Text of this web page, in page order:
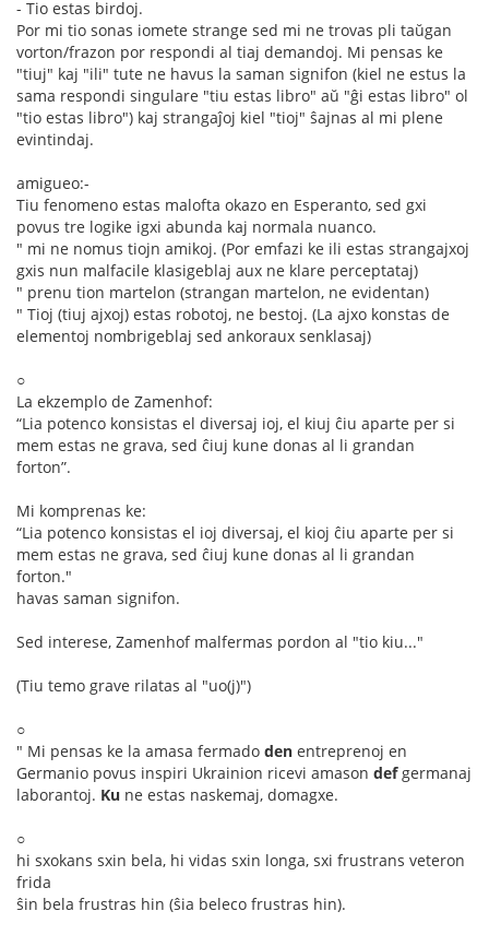
- Tio estas birdoj.
Por mi tio sonas iomete strange sed mi ne trovas pli taŭgan
vorton/frazon por respondi al tiaj demandoj. Mi pensas ke
"tiuj" kaj "ili" tute ne havus la saman signifon (kiel ne estus la
sama respondi singulare "tiu estas libro" aŭ "ĝi estas libro" ol
"tio estas libro") kaj strangaĵoj kiel "tioj" ŝajnas al mi plene
evintindaj.
amigueo:-
Tiu fenomeno estas malofta okazo en Esperanto, sed gxi
povus tre logike igxi abunda kaj normala nuanco.
" mi ne nomus tiojn amikoj. (Por emfazi ke ili estas strangajxoj
gxis nun malfacile klasigeblaj aux ne klare perceptataj)
" prenu tion martelon (strangan martelon, ne evidentan)
" Tioj (tiuj ajxoj) estas robotoj, ne bestoj. (La ajxo konstas de
elementoj nombrigeblaj sed ankoraux senklasaj)
○
La ekzemplo de Zamenhof:
“Lia potenco konsistas el diversaj ioj, el kiuj ĉiu aparte per si
mem estas ne grava, sed ĉiuj kune donas al li grandan
forton”.
Mi komprenas ke:
“Lia potenco konsistas el ioj diversaj, el kioj ĉiu aparte per si
mem estas ne grava, sed ĉiuj kune donas al li grandan
forton."
havas saman signifon.
Sed interese, Zamenhof malfermas pordon al "tio kiu..."
(Tiu temo grave rilatas al "uo(j)")
○
" Mi pensas ke la amasa fermado den entreprenoj en
Germanio povus inspiri Ukrainion ricevi amason defgermanaj
laborantoj. Ku ne estas naskemaj, domagxe.
○
hi sxokans sxin bela, hi vidas sxin longa, sxi frustrans veteron
frida
ŝin bela frustras hin (ŝia beleco frustras hin).